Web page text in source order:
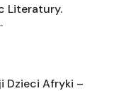
Literatury.
Dzieci Afryki –